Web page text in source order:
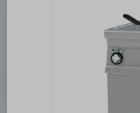
Nerezové
chodu a